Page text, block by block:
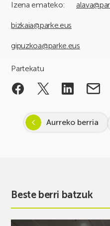
Izena emateko:
bizkaia@parke.eus
gipuzkoa@parke.eus
Partekatu
Aurreko berria
Beste berri batzuk